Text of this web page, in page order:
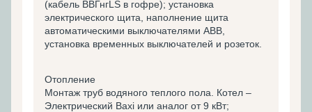
(кабель ВВГнгLS в гофре); установка
электрического щита, наполнение щита
автоматическими выключателями ABB,
установка временных выключателей и розеток.
Отопление
Монтаж труб водяного теплого пола. Котел –
Электрический Baxi или аналог от 9 кВт;